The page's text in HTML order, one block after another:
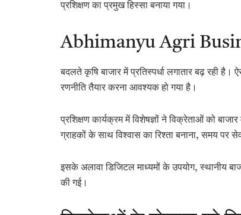
प्रशिक्षण का प्रमुख हिस्सा बनाया गया।
Abhimanyu Agri
बदलते कृषि बाजार में प्रतिस्पर्धा लगातार बढ़ रही
रणनीति तैयार करना आवश्यक हो गया है।
प्रशिक्षण कार्यक्रम में विशेषज्ञों ने विक्रेताओं को
ग्राहकों के साथ विश्वास का रिश्ता बनाना, समय पर
इसके अलावा डिजिटल माध्यमों के उपयोग, स्थानीय
की गई।